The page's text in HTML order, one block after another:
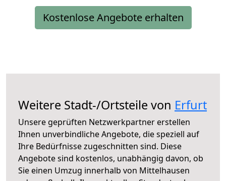
Kostenlose Angebote erhalten
Weitere Stadt-/Ortsteile von Erfurt
Unsere geprüften Netzwerkpartner erstellen
Ihnen unverbindliche Angebote, die speziell auf
Ihre Bedürfnisse zugeschnitten sind. Diese
Angebote sind kostenlos, unabhängig davon, ob
Sie einen Umzug innerhalb von Mittelhausen